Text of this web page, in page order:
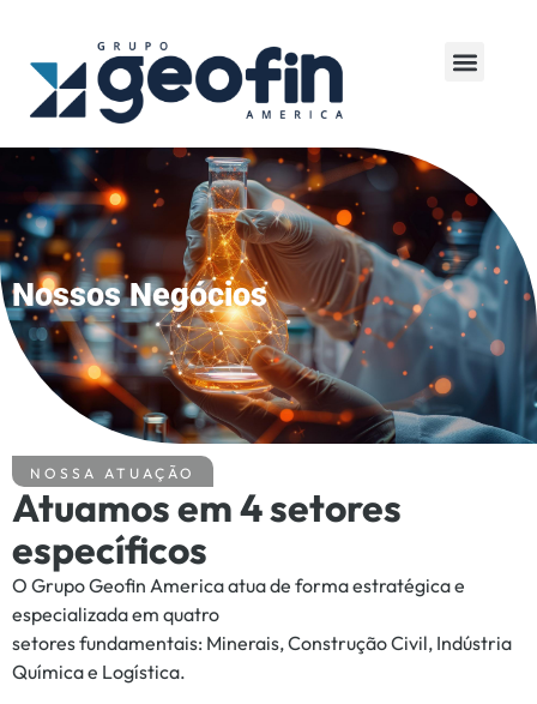
Nossos Negócios
NOSSA ATUAÇÃO
Atuamos em 4 setores
específicos
O Grupo Geofin America atua de forma estratégica e
especializada em quatro
setores fundamentais: Minerais, Construção Civil, Indústria
Química e Logística.